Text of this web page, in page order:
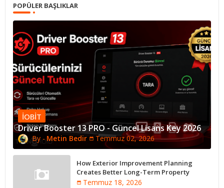
POPÜLER BAŞLIKLAR
IOBIT
Driver Booster 13 PRO - Güncel Lisans Key 2026
Metin Bedir Temmuz 02, 2026
How Exterior Improvement Planning
Creates Better Long-Term Property
Performance
Temmuz 18, 2026